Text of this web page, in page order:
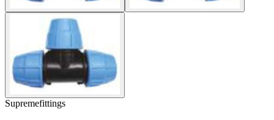
Supremefittings